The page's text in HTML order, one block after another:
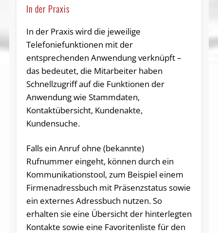
In der Praxis
In der Praxis wird die jeweilige
Telefoniefunktionen mit der
entsprechenden Anwendung verknüpft –
das bedeutet, die Mitarbeiter haben
Schnellzugriff auf die Funktionen der
Anwendung wie Stammdaten,
Kontaktübersicht, Kundenakte,
Kundensuche.
Falls ein Anruf ohne (bekannte)
Rufnummer eingeht, können durch ein
Kommunikationstool, zum Beispiel einem
Firmenadressbuch mit Präsenzstatus sowie
ein externes Adressbuch nutzen. So
erhalten sie eine Übersicht der hinterlegten
Kontakte sowie eine Favoritenliste für den